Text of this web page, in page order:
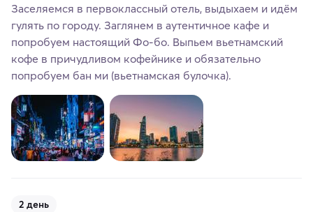
Заселяемся в первоклассный отель, выдыхаем и идём
гулять по городу. Заглянем в аутентичное кафе и
попробуем настоящий Фо-бо. Выпьем вьетнамский
кофе в причудливом кофейнике и обязательно
попробуем бан ми (вьетнамская булочка).
2 день